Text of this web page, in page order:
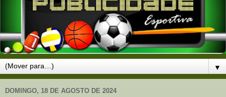
▼
DOMINGO, 18 DE AGOSTO DE 2024